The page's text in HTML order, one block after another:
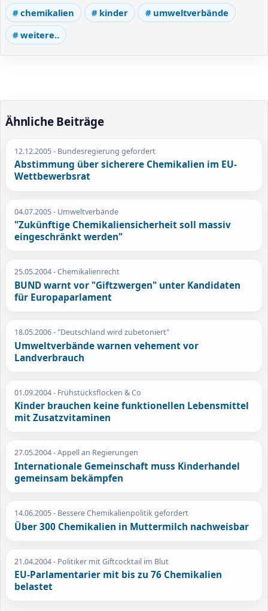
chemikalien kinder
umweltverbände
weitere..
Ähnliche Beiträge
12.12.2005- Bundesregierung gefordert
Abstimmung über sicherere Chemikalien im EU-
Wettbewerbsrat
04.07.2005- Umweltverbände
"Zukünftige Chemikaliensicherheit soll massiv
eingeschränkt werden"
25.05.2004- Chemikalienrecht
BUND warnt vor "Giftzwergen" unter Kandidaten
für Europaparlament
18.05.2006- "Deutschland wird zubetoniert"
Umweltverbände warnen vehement vor
Landverbrauch
01.09.2004- Frühstücksflocken & Co
Kinder brauchen keine funktionellen Lebensmittel
mit Zusatzvitaminen
27.05.2004- Appell an Regierungen
Internationale Gemeinschaft muss Kinderhandel
gemeinsam bekämpfen
14.06.2005- Bessere Chemikalienpolitik gefordert
Über 300 Chemikalien in Muttermilch nachweisbar
21.04.2004- Politiker mit Giftcocktail im Blut
EU-Parlamentarier mit bis zu 76 Chemikalien
belastet